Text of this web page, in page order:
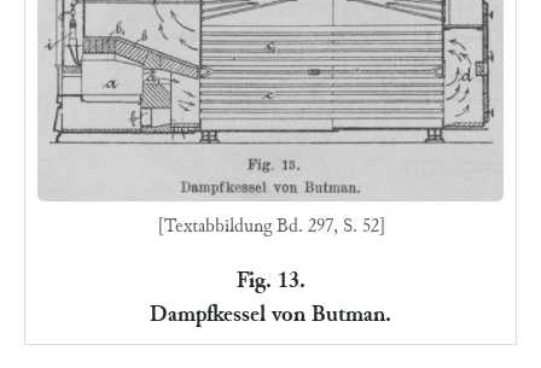
[Textabbildung Bd. 297, S. 52]
Fig. 13.
Dampfkessel von Butman.